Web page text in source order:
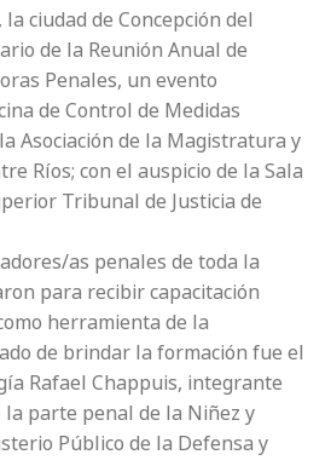
ciudad de Concepción del
de la Reunión Anual de
Penales, un evento
de Control de Medidas
Asociación de la Magistratura y
Ríos; con el auspicio de la Sala
Tribunal de Justicia de
as penales de toda la
para recibir capacitación
herramienta de la
de brindar la formación fue el
Rafael Chappuis, integrante
la parte penal de la Niñez y
Público de la Defensa y